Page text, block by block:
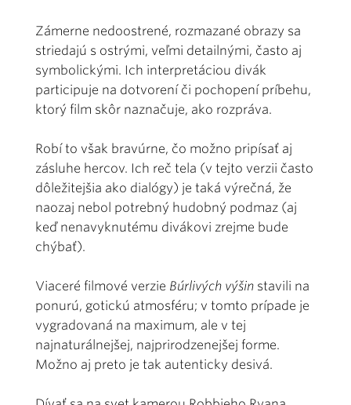
Zámerne nedoostrené, rozmazané obrazy sa
striedajú s ostrými, veľmi detailnými, často aj
symbolickými. Ich interpretáciou divák
participuje na dotvorení či pochopení príbehu,
ktorý film skôr naznačuje, ako rozpráva.
Robí to však bravúrne, čo možno pripísať aj
zásluhe hercov. Ich reč tela (v tejto verzii často
dôležitejšia ako dialógy) je taká výrečná, že
naozaj nebol potrebný hudobný podmaz (aj
keď nenavyknutému divákovi zrejme bude
chýbať).
Viaceré filmové verzie Búrlivých výšin stavili na
ponurú, gotickú atmosféru; v tomto prípade je
vygradovaná na maximum, ale v tej
najnaturálnejšej, najprirodzenejšej forme.
Možno aj preto je tak autenticky desivá.